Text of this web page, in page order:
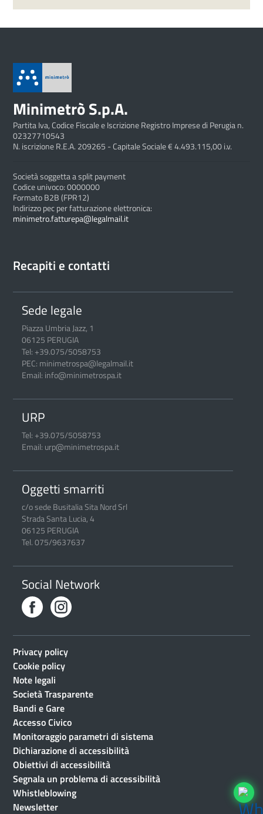
Minimetrò S.p.A.
Partita Iva, Codice Fiscale e Iscrizione Registro Imprese di Perugia n.
02327710543
N. iscrizione R.E.A. 209265 - Capitale Sociale € 4.493.115,00 i.v.
Società soggetta a split payment
Codice univoco: 0000000
Formato B2B (FPR12)
Indirizzo pec per fatturazione elettronica:
minimetro.fatturepa@legalmail.it
Recapiti e contatti
Sede legale
Piazza Umbria Jazz, 1
06125 PERUGIA
Tel: +39.075/5058753
PEC: minimetrospa@legalmail.it
Email: info@minimetrospa.it
URP
Tel: +39.075/5058753
Email: urp@minimetrospa.it
Oggetti smarriti
c/o sede Busitalia Sita Nord Srl
Strada Santa Lucia, 4
06125 PERUGIA
Tel. 075/9637637
Social Network
Privacy policy
Cookie policy
Note legali
Società Trasparente
Bandi e Gare
Accesso Civico
Monitoraggio parametri di sistema
Dichiarazione di accessibilità
Obiettivi di accessibilità
Segnala un problema di accessibilità
Whistleblowing
Newsletter